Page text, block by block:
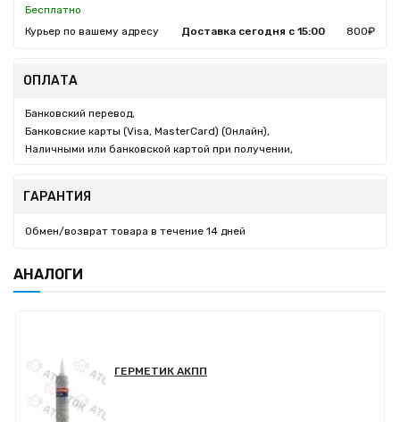
Бесплатно
Курьер по вашему адресу
Доставка сегодня с 15:00 800₽
ОПЛАТА
Банковский перевод,
Банковские карты (Visa, MasterCard) (Онлайн),
Наличными или банковской картой при получении,
ГАРАНТИЯ
Обмен/возврат товара в течение 14 дней
АНАЛОГИ
ГЕРМЕТИК АКПП